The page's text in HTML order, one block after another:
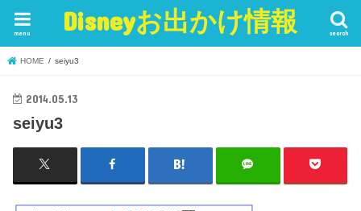
Disneyお出かけ情報 search
menu
HOME seiyu3
2014.05.13
seiyu3